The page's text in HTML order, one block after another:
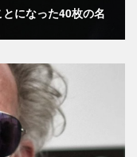
になった40枚の名